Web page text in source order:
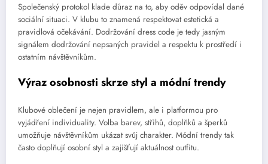
Společenský protokol klade důraz na to, aby oděv odpovídal dané
sociální situaci. V klubu to znamená respektovat estetická a
pravidlová očekávání. Dodržování dress code je tedy jasným
signálem dodržování nepsaných pravidel a respektu k prostředí i
ostatním návštěvníkům.
Výraz osobnosti skrze styl a módní trendy
Klubové oblečení je nejen pravidlem, ale i platformou pro
vyjádření individuality. Volba barev, střihů, doplňků a šperků
umožňuje návštěvníkům ukázat svůj charakter. Módní trendy tak
často doplňují osobní styl a zajišťují aktuálnost outfitu.